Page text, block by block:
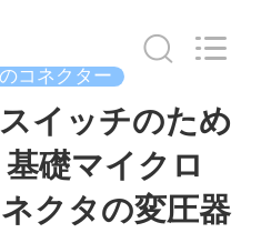
コネクター
イッチのため
礎マイクロ
クタの変圧器